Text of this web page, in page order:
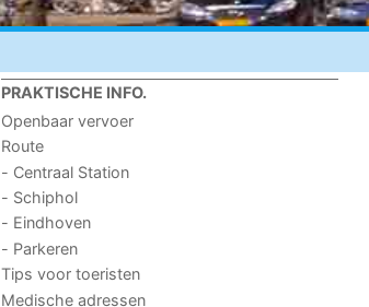
PRAKTISCHE INFO.
Openbaar vervoer
Route
- Centraal Station
- Schiphol
- Eindhoven
- Parkeren
Tips voor toeristen
Medische adressen